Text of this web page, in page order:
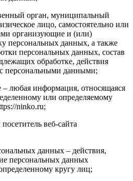
орган, муниципальный
лицо, самостоятельно или
организующие и (или)
персональных данных, а также
персональных данных, состав
обработке, действия
персональными данными;
любая информация, относящаяся
или определяемому
ninko.ru;
веб-сайта
данных – действия,
персональных данных
кругу лиц;